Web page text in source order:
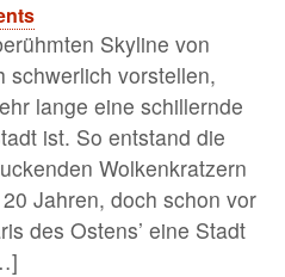
Skyline von
schwerlich vorstellen,
lange eine schillernde
ist. So entstand die
Wolkenkratzern
Jahren, doch schon vor
des Ostens’ eine Stadt